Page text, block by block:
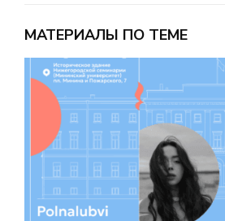
МАТЕРИАЛЫ ПО ТЕМЕ